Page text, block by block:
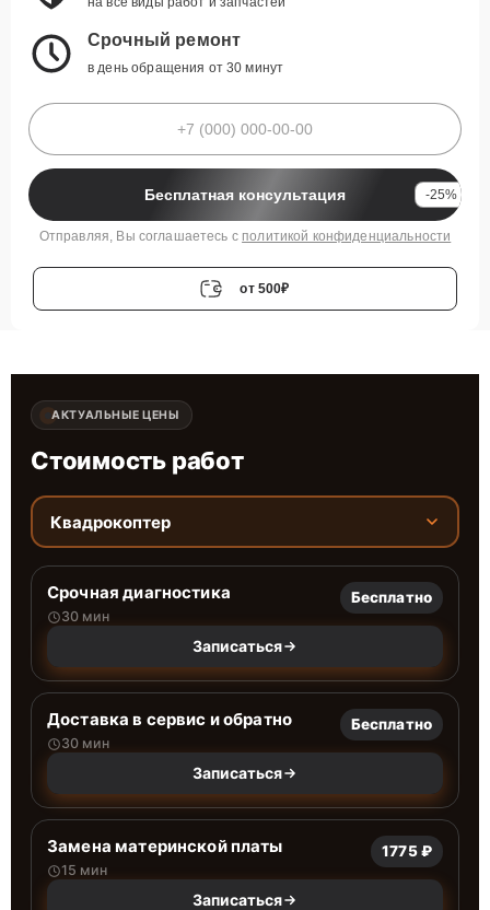
Срочный ремонт
в день обращения от 30 минут
Бесплатная консультация -25%
Отправляя, Вы соглашаетесь с политикой конфиденциальности
от 500₽
АКТУАЛЬНЫЕ ЦЕНЫ
Стоимость работ
Квадрокоптер
Срочная диагностика
30 мин
Бесплатно
Записаться
Доставка в сервис и обратно
30 мин
Бесплатно
Записаться
Замена материнской платы
15 мин
1775 ₽
Записаться